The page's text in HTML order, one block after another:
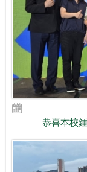
恭喜本校